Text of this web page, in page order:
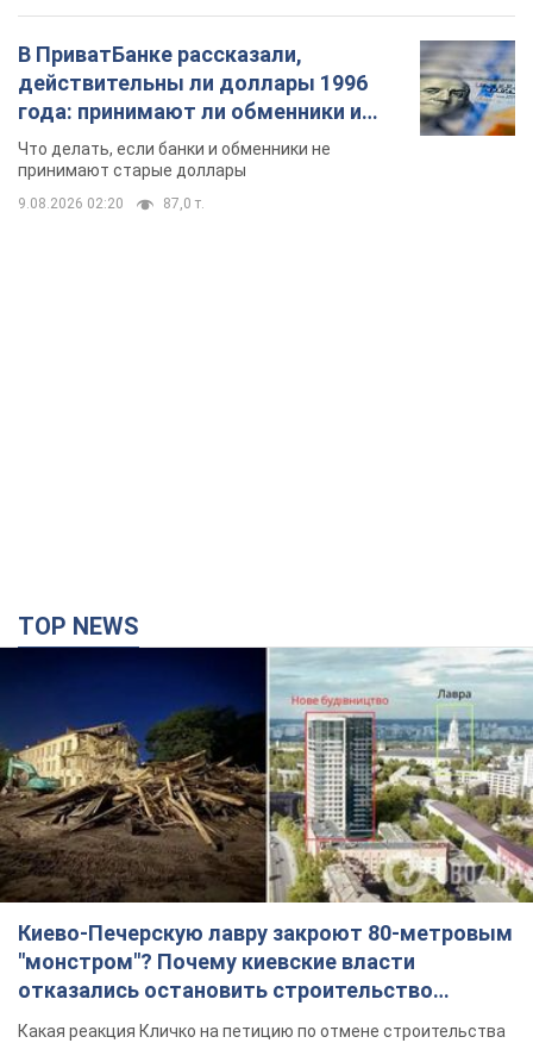
В ПриватБанке рассказали,
действительны ли доллары 1996
года: принимают ли обменники и
банки такие купюры
Что делать, если банки и обменники не
принимают старые доллары
9.08.2026 02:20 87,0 т.
TOP NEWS
Киево-Печерскую лавру закроют 80-метровым
"монстром"? Почему киевские власти
отказались остановить строительство
небоскреба "московского верующего"
Какая реакция Кличко на петицию по отмене строительства